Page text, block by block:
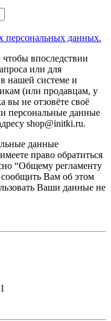
персональных данных.
впоследствии
или для
нашей системе и
(или продавцам, у
вы не отзовёте своё
персональные данные
shop@initki.ru.
данные
право обратиться
“Общему регламенту
Вам об этом
Ваши данные не